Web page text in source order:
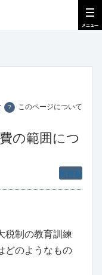
？ このページについて
の範囲につ
所得税
税制の教育訓練
どのようなもの